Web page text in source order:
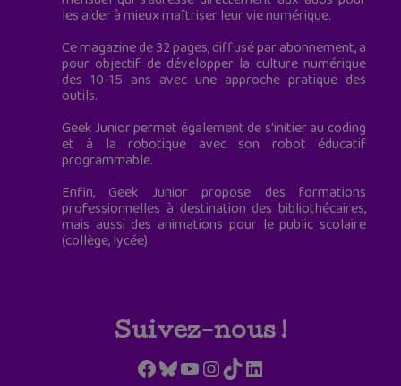
les aider à mieux maîtriser leur vie numérique.
Ce magazine de 32 pages, diffusé par abonnement, a
pour objectif de développer la culture numérique
des 10-15 ans avec une approche pratique des
outils.
Geek Junior permet également de s'initier au coding
et à la robotique avec son robot éducatif
programmable.
Enfin, Geek Junior propose des formations
professionnelles à destination des bibliothécaires,
mais aussi des animations pour le public scolaire
(collège, lycée).
Suivez-nous !
Facebook
Bluesky
YouTube
Instagram
TikTokLinkedIn